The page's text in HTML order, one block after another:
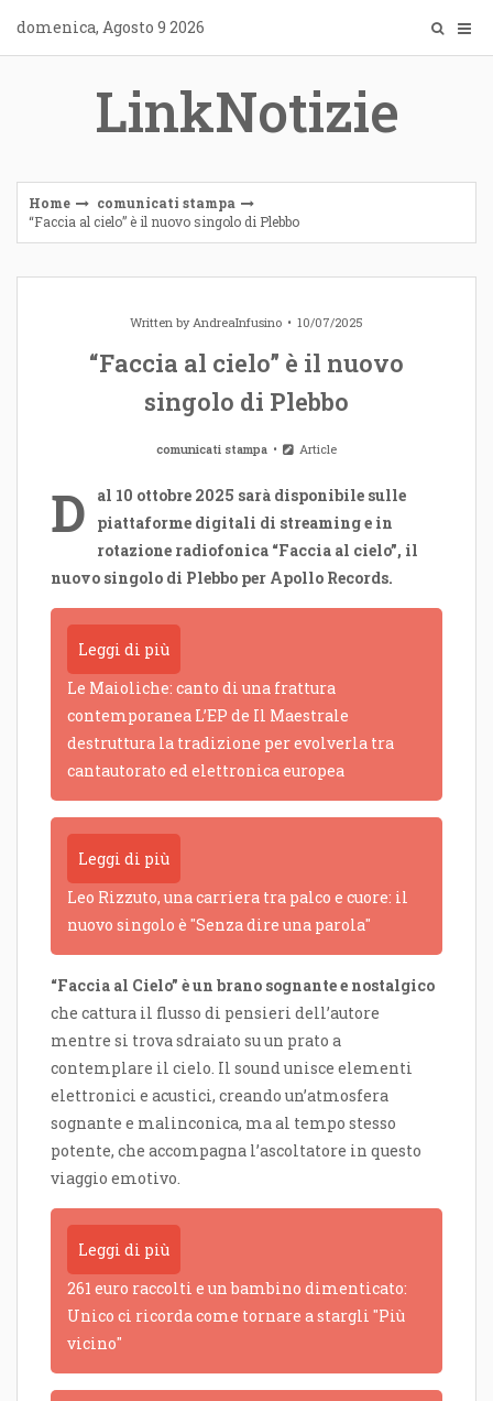
content
domenica, Agosto 9 2026
LinkNotizie
Home
comunicati stampa
“Faccia al cielo” è il nuovo singolo di Plebbo
Written byAndreaInfusino 10/07/2025
“Faccia al cielo” è il nuovo
singolo di Plebbo
comunicati stampa Article
D
al 10 ottobre 2025 sarà disponibile sulle
piattaforme digitali di streaming e in
rotazione radiofonica “Faccia al cielo”, il
nuovo singolo di Plebbo per Apollo Records.
Leggi di più
Le Maioliche: canto di una frattura
contemporanea L’EP de Il Maestrale
destruttura la tradizione per evolverla tra
cantautorato ed elettronica europea
Leggi di più
Leo Rizzuto, una carriera tra palco e cuore: il
nuovo singolo è "Senza dire una parola"
“Faccia al Cielo” è un brano sognante e nostalgico
che cattura il flusso di pensieri dell’autore
mentre si trova sdraiato su un prato a
contemplare il cielo. Il sound unisce elementi
elettronici e acustici, creando un’atmosfera
sognante e malinconica, ma al tempo stesso
potente, che accompagna l’ascoltatore in questo
viaggio emotivo.
Leggi di più
261 euro raccolti e un bambino dimenticato:
Unico ci ricorda come tornare a stargli "Più
vicino"